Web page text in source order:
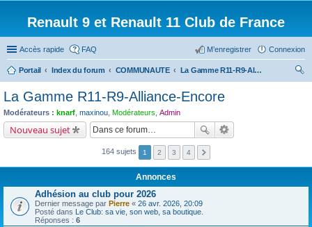
Renault 9 et Renault 11 Club de France
Accès rapide FAQ Connexion
M’enregistrer
Portail Index du forum COMMUNAUTE
La Gamme R11-R9-Alliance-Encore
La Gamme R11-R9-Alliance-Encore
Modérateurs : knarf maxinou Modérateurs Admin
Nouveau sujet
164 sujets 1 2 3 4
Annonces
Adhésion au club pour 2026
Dernier message par Pierre « 26 avr. 2026, 20:09
Posté dans Le Club: sa vie, son web, sa boutique.
Réponses : 6